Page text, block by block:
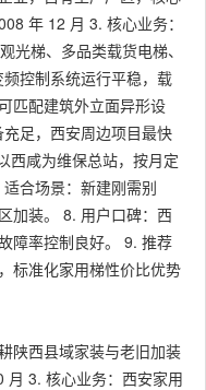
年 12 月 3. 核心业务：
光梯、多品类载货电梯、
控制系统运行平稳，载
匹配建筑外立面异形设
足，西安周边项目最快
西咸为维保总站，按月定
合场景：新建刚需别
加装。 8. 用户口碑：西
障率控制良好。 9. 推荐
标准化家用梯性价比优势
陕西县域家装与老旧加装
3. 核心业务：西安家用